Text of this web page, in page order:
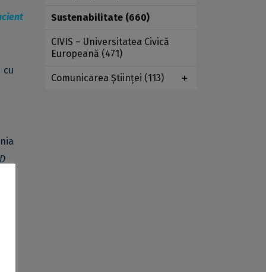
cu
Sustenabilitate (660)
CIVIS – Universitatea Civică
Europeană (471)
Comunicarea Ştiinţei (113)